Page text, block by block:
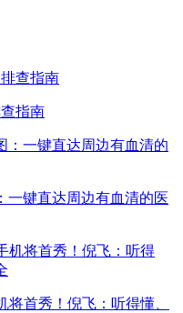
指南
一键直达周边有血清的医
首秀！倪飞：听得懂、